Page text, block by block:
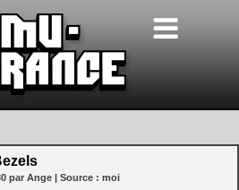
par Ange | Source : moi